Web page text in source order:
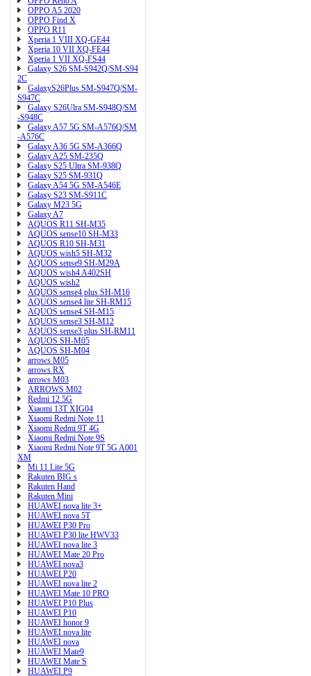
OPPO A5 2020
OPPO Find X
OPPO R11
Xperia 1 VIII XQ-GE44
Xperia 10 VII XQ-FE44
Xperia 1 VII XQ-FS44
Galaxy S26 SM-S942Q/SM-S94
2C
GalaxyS26Plus SM-S947Q/SM-
S947C
Galaxy S26Ulra SM-S948Q/SM
-S948C
Galaxy A57 5G SM-A576Q/SM
-A576C
Galaxy A36 5G SM-A366Q
Galaxy A25 SM-235Q
Galaxy S25 Ultra SM-938Q
Galaxy S25 SM-931Q
Galaxy A54 5G SM-A546E
Galaxy S23 SM-S911C
Galaxy M23 5G
Galaxy A7
AQUOS R11 SH-M35
AQUOS sense10 SH-M33
AQUOS R10 SH-M31
AQUOS wish5 SH-M32
AQUOS sense9 SH-M29A
AQUOS wish4 A402SH
AQUOS wish2
AQUOS sense4 plus SH-M16
AQUOS sense4 lite SH-RM15
AQUOS sense4 SH-M15
AQUOS sense3 SH-M12
AQUOS sense3 plus SH-RM11
AQUOS SH-M05
AQUOS SH-M04
arrows M05
arrows RX
arrows M03
ARROWS M02
Redmi 12 5G
Xiaomi 13T XIG04
Xiaomi Redmi Note 11
Xiaomi Redmi 9T 4G
Xiaomi Redmi Note 9S
Xiaomi Redmi Note 9T 5G A001
XM
Mi 11 Lite 5G
Rakuten BIG s
Rakuten Hand
Rakuten Mini
HUAWEI nova lite 3+
HUAWEI nova 5T
HUAWEI P30 Pro
HUAWEI P30 lite HWV33
HUAWEI nova lite 3
HUAWEI Mate 20 Pro
HUAWEI nova3
HUAWEI P20
HUAWEI nova lite 2
HUAWEI Mate 10 PRO
HUAWEI P10 Plus
HUAWEI P10
HUAWEI honor 9
HUAWEI nova lite
HUAWEI nova
HUAWEI Mate9
HUAWEI Mate S
HUAWEI P9